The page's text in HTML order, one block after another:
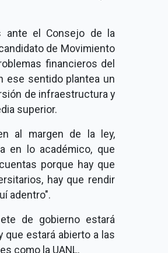
ante el Consejo de la
de Movimiento
financieros del
ese sentido plantea un
de infraestructura y
superior.
al margen de la ley,
en lo académico, que
porque hay que
hay que rendir
adentro".
de gobierno estará
estará abierto a las
como la UANL.